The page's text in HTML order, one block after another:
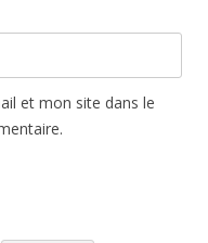
et mon site dans le